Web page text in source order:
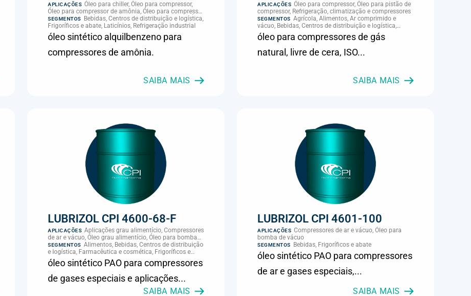
APLICAÇÕES Óleo para chiller, Óleo para compressor,
Óleo para compressor de amônia, Óleo para compressor
de refrigeração, Óleo para refrigeração por amônia, Óleo
para rotor de compressor, Refrigeração, climatização e
compressores
SEGMENTOS
Bebidas, Centros de distribuição e logística,
Frigoríficos e abate, Laticínios, Refrigeração industrial
óleo sintético alquilbenzeno para
compressores de amônia.
SAIBA MAIS
APLICAÇÕES Óleo para compressor, Óleo para pistão de
compressor, Refrigeração, climatização e compressores
SEGMENTOS Agrícola, Alimentos, Ar comprimido e
vácuo, Bebidas, Centros de distribuição e logística,
Cimento, Climatização e HVAC, Data center,
Eletroeletrônica, Embalagens e latas, Energia (geração),
Eólico, Farmacêutica e cosmética, Frigoríficos e abate,
Laticínios, Madeira e móveis, Metalmecânica, Metalurgia
Petróleo e gás, Pintura industrial, Plásticos e borracha,
Química e petroquímica, Refrigeração industrial,
óleo para compressores de gás
natural, livre de cera, ISO...
SAIBA MAIS
LUBRIZOL CPI 4600-68-F
APLICAÇÕES Aplicações grau alimentício, Compressores
de ar e vácuo, Óleo grau alimentício, Óleo para bomba
de vácuo
SEGMENTOS Alimentos, Bebidas, Centros de distribuição
e logística, Farmacêutica e cosmética, Frigoríficos e
abate, Laticínios, Panificação, Refrigeração industrial,
Supermercados e refrigeração comercial
óleo sintético PAO para compressores
de gases especiais e aplicações...
SAIBA MAIS
LUBRIZOL CPI 4601-100
APLICAÇÕES Compressores de ar e vácuo, Óleo para
bomba de vácuo
SEGMENTOS Bebidas, Frigoríficos e abate
óleo sintético PAO para compressores
de ar e gases especiais,...
SAIBA MAIS